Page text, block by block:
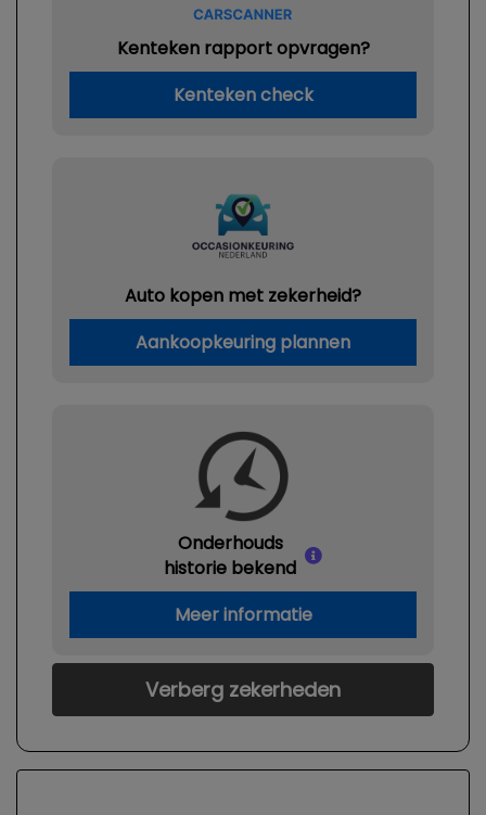
Kenteken rapport opvragen?
Kenteken check
Auto kopen met zekerheid?
Aankoopkeuring plannen
Onderhouds
historie bekend
Meer informatie
Verberg zekerheden